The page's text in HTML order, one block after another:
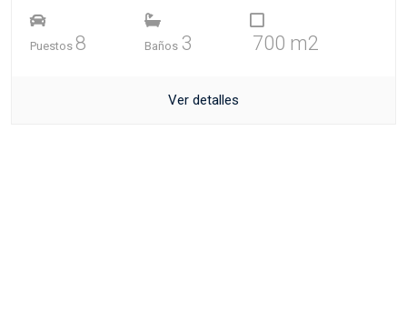
Puestos 8 Baños 3 700 m2
Ver detalles